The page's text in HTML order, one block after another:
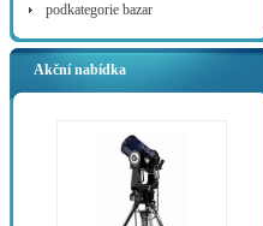
podkategorie bazar
Akční nabídka